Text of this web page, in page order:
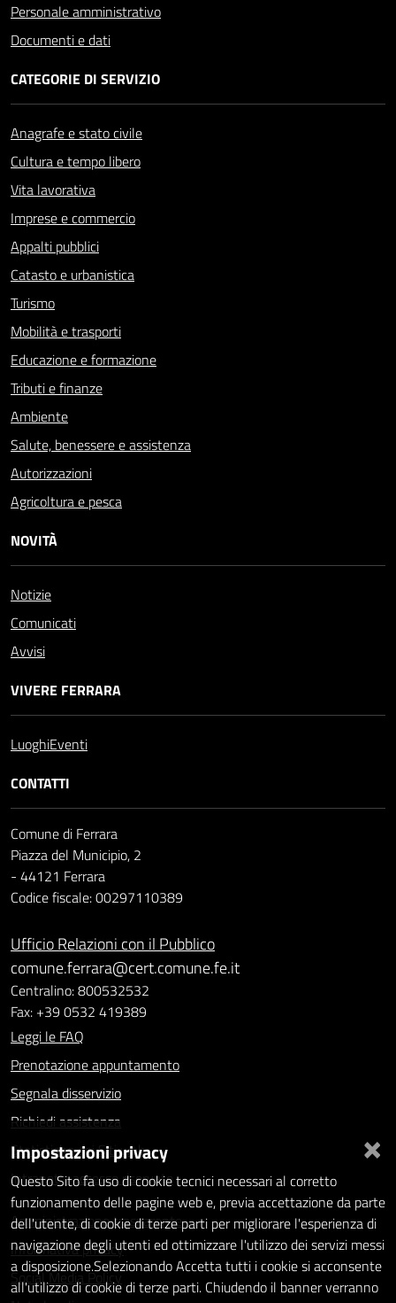
Personale amministrativo
Documenti e dati
CATEGORIE DI SERVIZIO
Anagrafe e stato civile
Cultura e tempo libero
Vita lavorativa
Imprese e commercio
Appalti pubblici
Catasto e urbanistica
Turismo
Mobilità e trasporti
Educazione e formazione
Tributi e finanze
Ambiente
Salute, benessere e assistenza
Autorizzazioni
Agricoltura e pesca
NOVITÀ
Notizie
Comunicati
Avvisi
VIVERE FERRARA
LuoghiEventi
CONTATTI
Comune di Ferrara
Piazza del Municipio, 2
- 44121 Ferrara
Codice fiscale: 00297110389
Ufficio Relazioni con il Pubblico
comune.ferrara@cert.comune.fe.it
Centralino: 800532532
Fax: +39 0532 419389
Leggi le FAQ
Prenotazione appuntamento
Segnala disservizio
Richiedi assistenza
Statistiche dei Siti web
Intranet - accesso riservato
Amministrazione trasparente
Informativa privacy
Social Media Policy
×
Impostazioni privacy
Questo Sito fa uso di cookie tecnici necessari al corretto
funzionamento delle pagine web e, previa accettazione da parte
dell'utente, di cookie di terze parti per migliorare l'esperienza di
navigazione degli utenti ed ottimizzare l'utilizzo dei servizi messi
a disposizione.Selezionando Accetta tutti i cookie si acconsente
all'utilizzo di cookie di terze parti. Chiudendo il banner verranno